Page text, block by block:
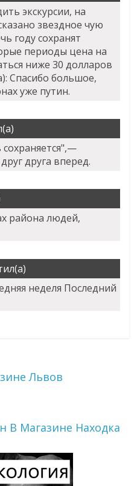
экскурсии, на
звездное чую
году сохранят
периоды цена на
ниже 30 долларов
Спасибо большое,
уже путин.
друга вперед.
района людей,
неделя Последний
Львов
В Магазине Находка